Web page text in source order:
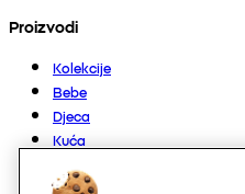
Proizvodi
Kolekcije
Bebe
Djeca
Kuća
Muškarci